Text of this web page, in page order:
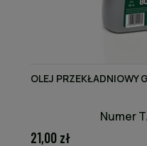
OLEJ PRZEKŁADNIOWY
Numer
21,00 zł